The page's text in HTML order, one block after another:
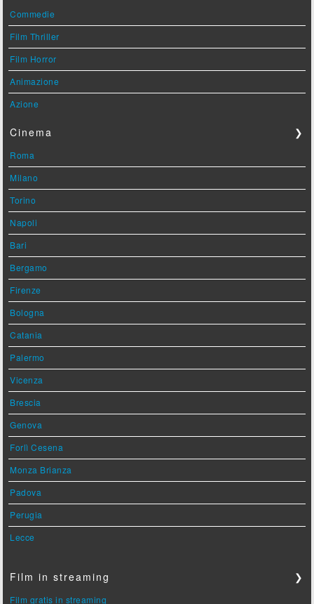
Commedie
Film Thriller
Film Horror
Animazione
Azione
Cinema ❯
Roma
Milano
Torino
Napoli
Bari
Bergamo
Firenze
Bologna
Catania
Palermo
Vicenza
Brescia
Genova
Forlì Cesena
Monza Brianza
Padova
Perugia
Lecce
Film in streaming ❯
Film gratis in streaming